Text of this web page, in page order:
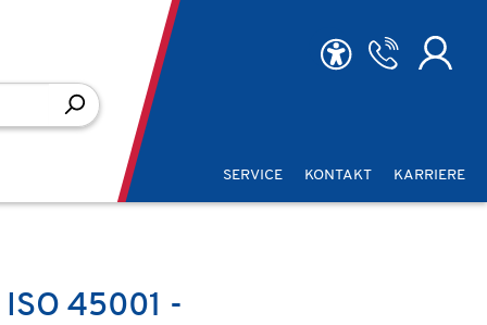
SERVICE KONTAKT KARRIERE
45001 -